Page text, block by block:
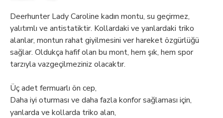
Deerhunter Lady Caroline kadın montu, su geçirmez,
yalıtımlı ve antistatiktir. Kollardaki ve yanlardaki triko
alanlar, montun rahat giyilmesini ver hareket özgürlüğü
sağlar. Oldukça hafif olan bu mont, hem şık, hem spor
tarzıyla vazgeçilmeziniz olacaktır.
Üç adet fermuarlı ön cep,
Daha iyi oturması ve daha fazla konfor sağlaması için,
yanlarda ve kollarda triko alan,